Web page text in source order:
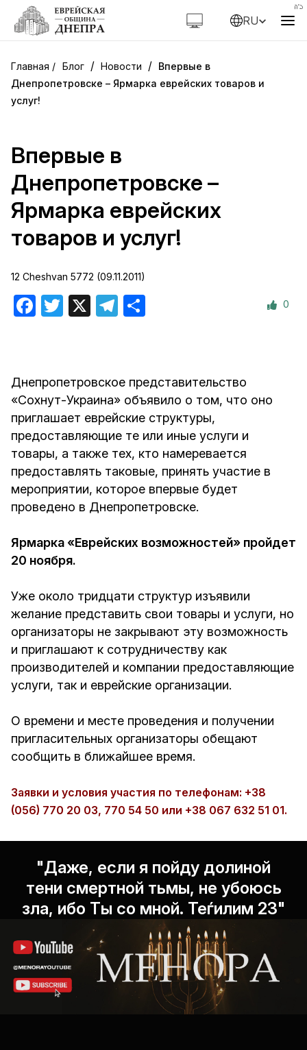
RU
Блог / Новости / Впервые в
Днепропетровске – Ярмарка еврейских товаров и
услуг!
Впервые в
Днепропетровске –
Ярмарка еврейских
товаров и услуг!
12 Cheshvan 5772 (09.11.2011)
Facebook
Twitter Telegram 0
Днепропетровское представительство
«Сохнут-Украина» объявило о том, что оно
приглашает еврейские структуры,
предоставляющие те или иные услуги и
товары, а также тех, кто намеревается
предоставлять таковые, принять участие в
мероприятии, которое впервые будет
проведено в Днепропетровске.
Ярмарка «Еврейских возможностей» пройдет
20 ноября.
Уже около тридцати структур изъявили
желание представить свои товары и услуги, но
организаторы не закрывают эту возможность
и приглашают к сотрудничеству как
производителей и компании предоставляющие
услуги, так и еврейские организации.
О времени и месте проведения и получении
пригласительных организаторы обещают
сообщить в ближайшее время.
Заявки и условия участия по телефонам: +38
(056) 770 20 03, 770 54 50 или +38 067 632 51 01.
"Даже, если я пойду долиной
тени смертной тьмы, не убоюсь
зла, ибо Ты со мной. Теѓилим 23"